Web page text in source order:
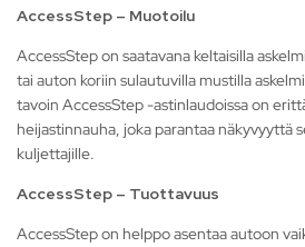
AccessStep – Muotoilu
AccessStep on saatavana keltaisilla
tai auton koriin sulautuvilla mustilla
tavoin AccessStep -astinlaudoissa on
heijastinnauha, joka parantaa näkyvyyttä
kuljettajille.
AccessStep – Tuottavuus
AccessStep on helppo asentaa autoon